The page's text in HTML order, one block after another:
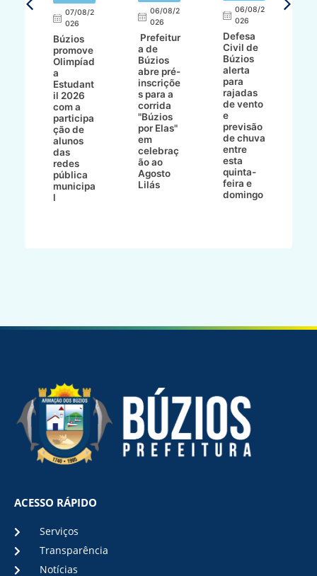
07/08/2
026
Búzios
promove
Olimpíad
a
Estudant
il 2026
com a
participa
ção de
alunos
das
redes
pública
municipa
l
06/08/2
026
Prefeitur
a de
Búzios
abre pré-
inscriçõe
s para a
corrida
"Búzios
por Elas"
em
celebraç
ão ao
Agosto
Lilás
06/08/2
026
Defesa
Civil de
Búzios
alerta
para
rajadas
de vento
e
previsão
de chuva
entre
esta
quinta-
feira e
domingo
ACESSO RÁPIDO
Serviços
Transparência
Notícias